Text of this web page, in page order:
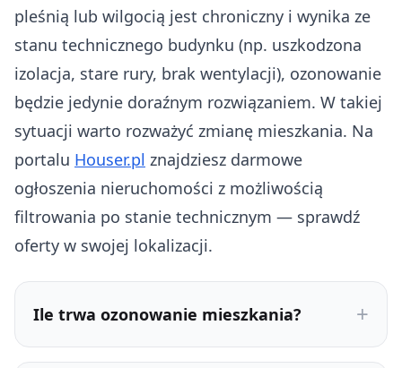
pleśnią lub wilgocią jest chroniczny i wynika ze
stanu technicznego budynku (np. uszkodzona
izolacja, stare rury, brak wentylacji), ozonowanie
będzie jedynie doraźnym rozwiązaniem. W takiej
sytuacji warto rozważyć zmianę mieszkania. Na
portalu Houser.pl znajdziesz darmowe
ogłoszenia nieruchomości z możliwością
filtrowania po stanie technicznym — sprawdź
oferty w swojej lokalizacji.
Ile trwa ozonowanie mieszkania?